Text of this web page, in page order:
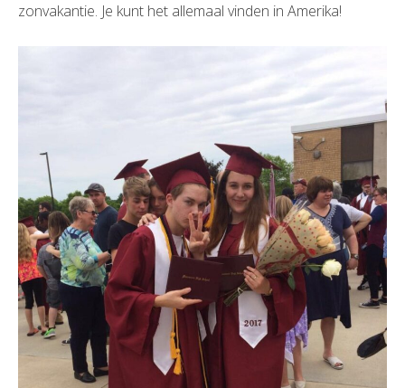
zonvakantie. Je kunt het allemaal vinden in Amerika!